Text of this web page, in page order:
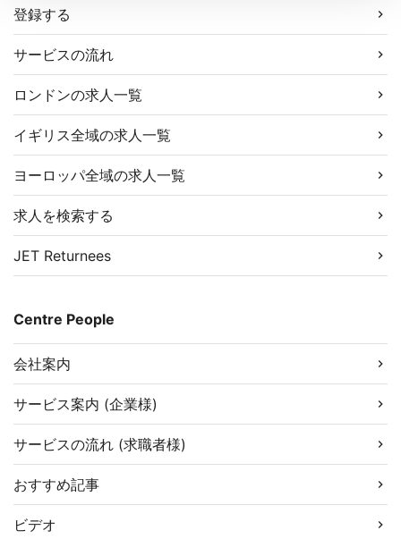
登録する
サービスの流れ
ロンドンの求人一覧
イギリス全域の求人一覧
ヨーロッパ全域の求人一覧
求人を検索する
JET Returnees
Centre People
会社案内
サービス案内 (企業様)
サービスの流れ (求職者様)
おすすめ記事
ビデオ